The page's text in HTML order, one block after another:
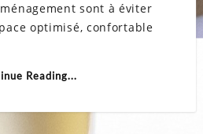
sont à éviter
optimisé, confortable
Reading...